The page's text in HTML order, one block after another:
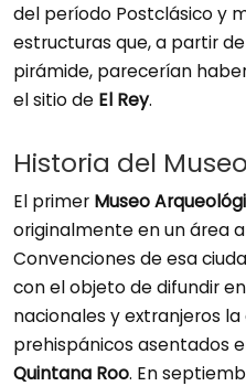
del período Postclásico y
estructuras que, a partir
pirámide, parecerían
el sitio de El Rey.
Historia del
El primer Museo
originalmente en un área
Convenciones de esa
con el objeto de difundir
nacionales y extranjeros
prehispánicos asentados
Quintana Roo. En